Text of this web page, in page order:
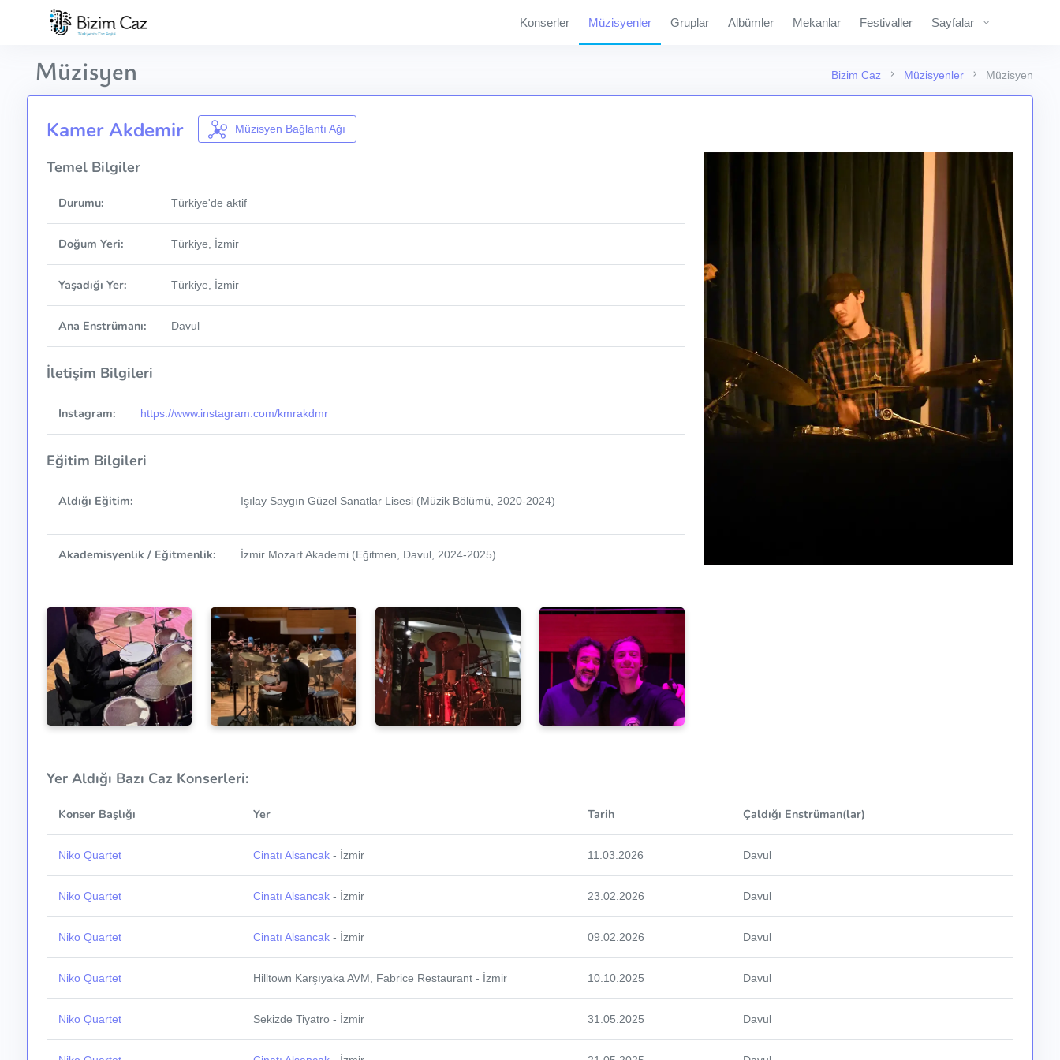
Konserler Müzisyenler Gruplar Albümler Mekanlar Festivaller Sayfalar
Bizim Caz Müzisyenler Müzisyen
Müzisyen
Kamer Akdemir Müzisyen Bağlantı Ağı
Temel Bilgiler
Durumu: Türkiye'de aktif
Doğum Yeri: Türkiye, İzmir
Yaşadığı Yer: Türkiye, İzmir
Ana Enstrümanı: Davul
İletişim Bilgileri
Instagram: https://www.instagram.com/kmrakdmr
Eğitim Bilgileri
Aldığı Eğitim: Işılay Saygın Güzel Sanatlar Lisesi (Müzik Bölümü, 2020-2024)
Akademisyenlik / Eğitmenlik: İzmir Mozart Akademi (Eğitmen, Davul, 2024-2025)
Yer Aldığı Bazı Caz Konserleri:
Konser Başlığı Yer Tarih Çaldığı Enstrüman(lar)
Niko Quartet Cinatı Alsancak- İzmir 11.03.2026 Davul
Niko Quartet Cinatı Alsancak- İzmir 23.02.2026 Davul
Niko Quartet Cinatı Alsancak- İzmir 09.02.2026 Davul
Niko Quartet Hilltown Karşıyaka AVM, Fabrice Restaurant - İzmir 10.10.2025 Davul
Niko Quartet Sekizde Tiyatro - İzmir 31.05.2025 Davul